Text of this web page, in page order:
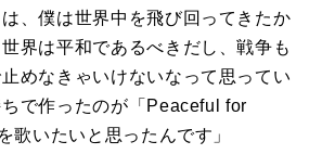
、僕は世界中を飛び回ってきたか
界は平和であるべきだし、戦争も
めなきゃいけないなって思ってい
で作ったのが「 Peaceful for
歌いたいと思ったんです」